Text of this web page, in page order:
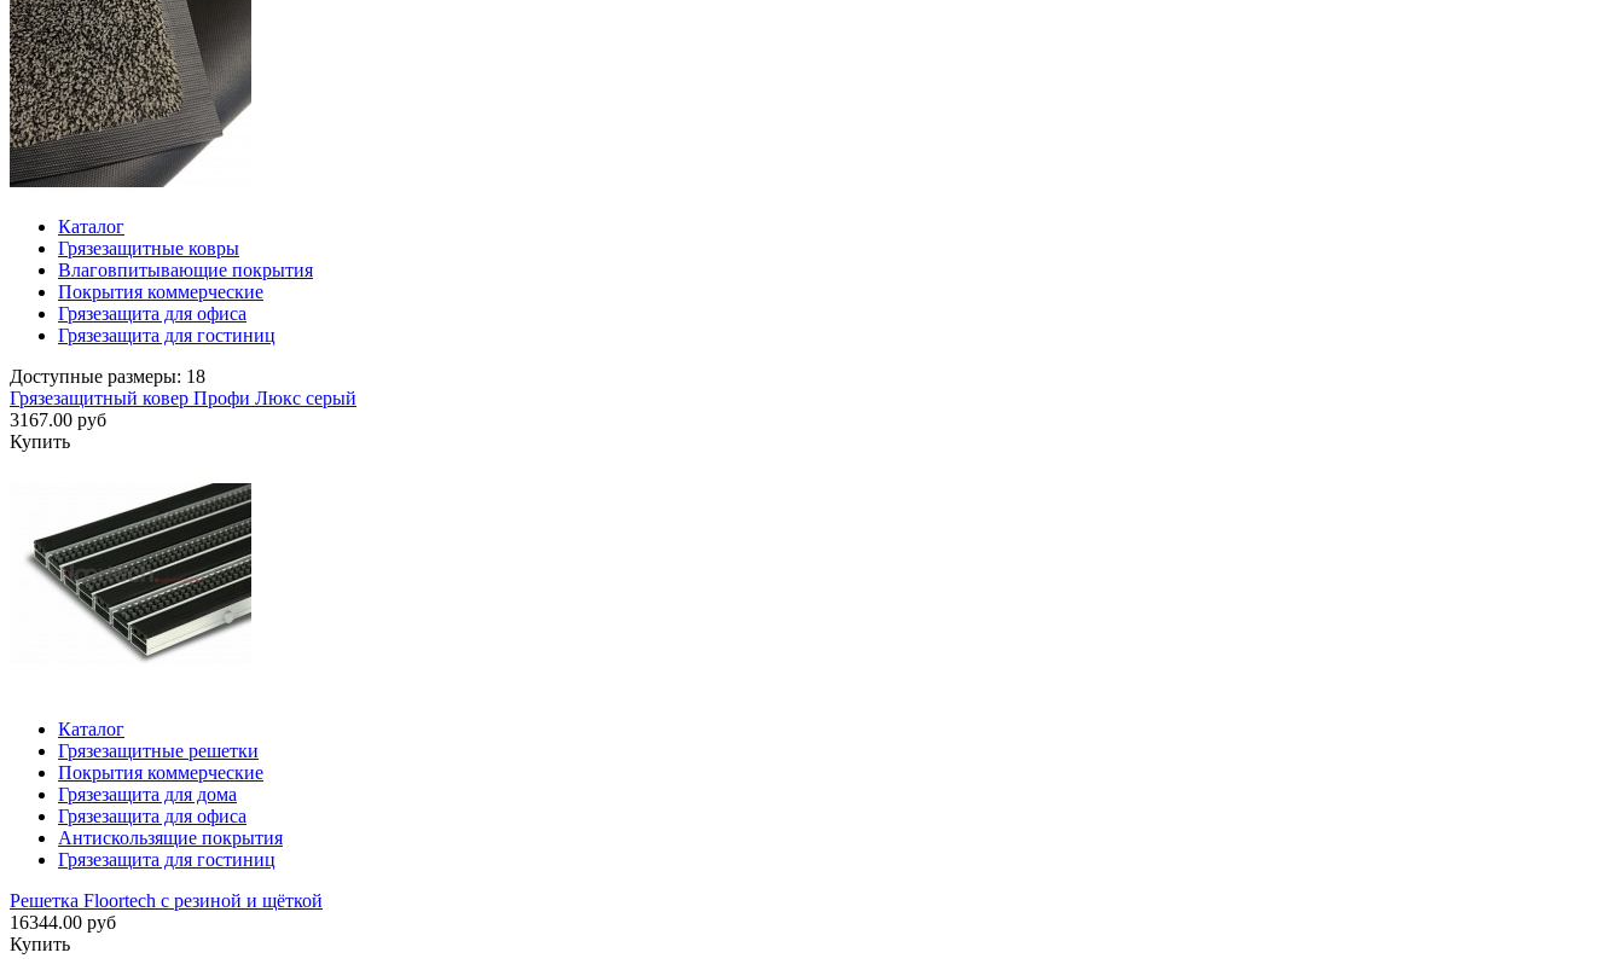
Каталог
Грязезащитные ковры
Влаговпитывающие покрытия
Покрытия коммерческие
Грязезащита для офиса
Грязезащита для гостиниц
Доступные размеры: 18
Грязезащитный ковер Профи Люкс серый
3167.00 руб
Купить
Каталог
Грязезащитные решетки
Покрытия коммерческие
Грязезащита для дома
Грязезащита для офиса
Антискользящие покрытия
Грязезащита для гостиниц
Решетка Floortech с резиной и щёткой
16344.00 руб
Купить